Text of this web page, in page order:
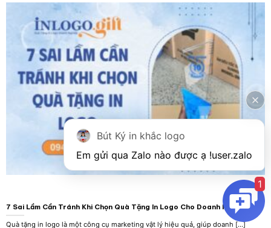
7 Sai Lầm Cần Tránh Khi Chọn Quà Tặng In Logo Cho Doanh Nghiệp
Quà tặng in logo là một công cụ marketing vật lý hiệu quả, giúp doanh [...]
Bút Ký in khắc logo
Em gửi qua Zalo nào được ạ !user.zalo
1